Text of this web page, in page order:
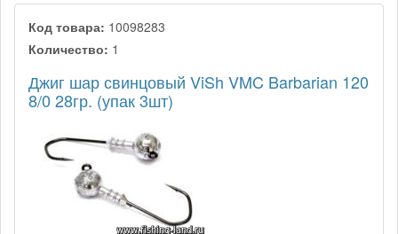
Код товара: 10098283
Количество: 1
Джиг шар свинцовый ViSh VMC Barbarian 120
8/0 28гр. (упак 3шт)